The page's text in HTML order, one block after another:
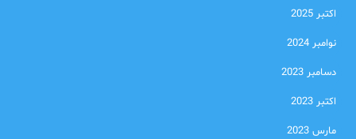
اکتبر 2025
نوامبر 2024
دسامبر 2023
اکتبر 2023
مارس 2023